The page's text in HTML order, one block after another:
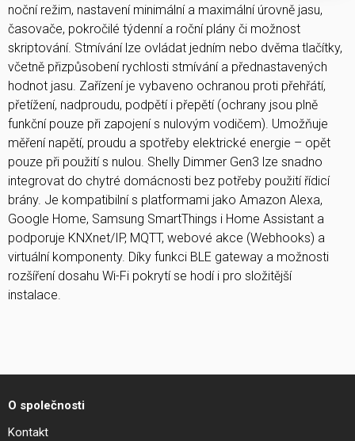
noční režim, nastavení minimální a maximální úrovně jasu,
časovače, pokročilé týdenní a roční plány či možnost
skriptování. Stmívání lze ovládat jedním nebo dvěma tlačítky,
včetně přizpůsobení rychlosti stmívání a přednastavených
hodnot jasu. Zařízení je vybaveno ochranou proti přehřátí,
přetížení, nadproudu, podpětí i přepětí (ochrany jsou plně
funkční pouze při zapojení s nulovým vodičem). Umožňuje
měření napětí, proudu a spotřeby elektrické energie – opět
pouze při použití s nulou. Shelly Dimmer Gen3 lze snadno
integrovat do chytré domácnosti bez potřeby použití řídicí
brány. Je kompatibilní s platformami jako Amazon Alexa,
Google Home, Samsung SmartThings i Home Assistant a
podporuje KNXnet/IP, MQTT, webové akce (Webhooks) a
virtuální komponenty. Díky funkci BLE gateway a možnosti
rozšíření dosahu Wi-Fi pokrytí se hodí i pro složitější
instalace.
O společnosti
Kontakt